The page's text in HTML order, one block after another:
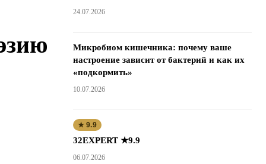
24.07.2026
Микробиом кишечника: почему ваше
настроение зависит от бактерий и как их
«подкормить»
10.07.2026
★ 9.9
32EXPERT ★9.9
06.07.2026